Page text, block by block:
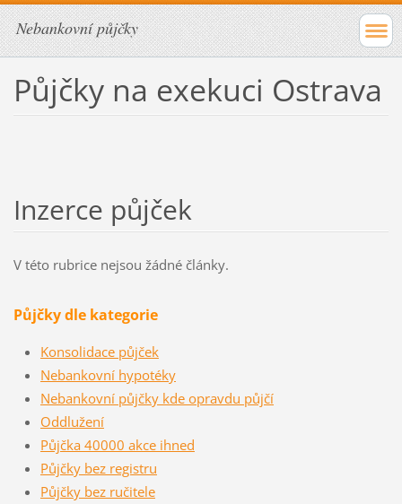
Nebankovní půjčky
Půjčky na exekuci Ostrava
Inzerce půjček
V této rubrice nejsou žádné články.
Půjčky dle kategorie
Konsolidace půjček
Nebankovní hypotéky
Nebankovní půjčky kde opravdu půjčí
Oddlužení
Půjčka 40000 akce ihned
Půjčky bez registru
Půjčky bez ručitele